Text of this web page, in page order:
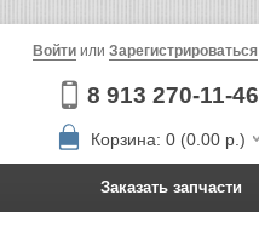
8 913 270-11-46
Войти или Зарегистрироваться
Корзина: 0 (0.00 р.)
Заказать запчасти